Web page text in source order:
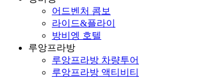
어드벤처 콤보
라이드&플라이
방비엥 호텔
루앙프라방
루앙프라방 차량투어
루앙프라방 액티비티